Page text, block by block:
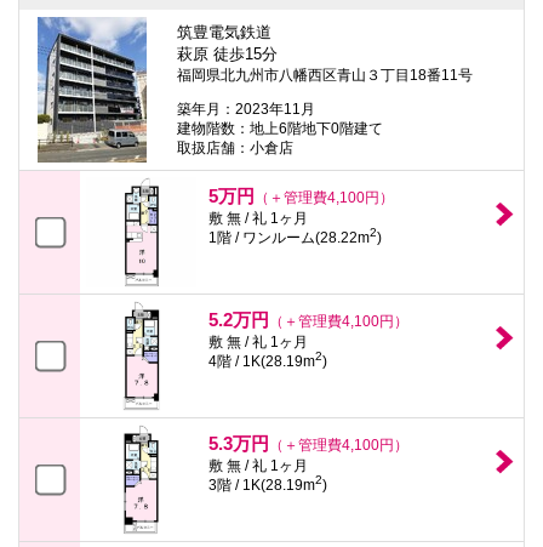
筑豊電気鉄道
萩原 徒歩15分
福岡県北九州市八幡西区青山３丁目18番11号
築年月：2023年11月
建物階数：地上6階地下0階建て
取扱店舗：小倉店
5万円
（＋管理費4,100円）
敷 無 / 礼 1ヶ月
1階 / ワンルーム(28.22m2)
5.2万円
（＋管理費4,100円）
敷 無 / 礼 1ヶ月
4階 / 1K(28.19m2)
5.3万円
（＋管理費4,100円）
敷 無 / 礼 1ヶ月
3階 / 1K(28.19m2)